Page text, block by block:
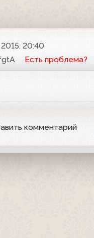
20:40
Есть проблема?
комментарий